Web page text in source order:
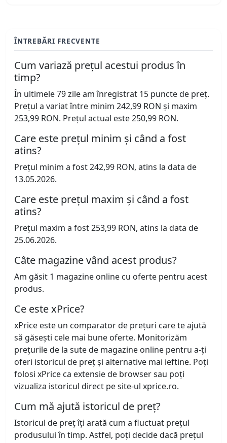
ÎNTREBĂRI FRECVENTE
Cum variază prețul acestui produs în
timp?
În ultimele 79 zile am înregistrat 15 puncte de preț.
Prețul a variat între minim 242,99 RON și maxim
253,99 RON. Prețul actual este 250,99 RON.
Care este prețul minim și când a fost
atins?
Prețul minim a fost 242,99 RON, atins la data de
13.05.2026.
Care este prețul maxim și când a fost
atins?
Prețul maxim a fost 253,99 RON, atins la data de
25.06.2026.
Câte magazine vând acest produs?
Am găsit 1 magazine online cu oferte pentru acest
produs.
Ce este xPrice?
xPrice este un comparator de prețuri care te ajută
să găsești cele mai bune oferte. Monitorizăm
prețurile de la sute de magazine online pentru a-ți
oferi istoricul de preț și alternative mai ieftine. Poți
folosi xPrice ca extensie de browser sau poți
vizualiza istoricul direct pe site-ul xprice.ro.
Cum mă ajută istoricul de preț?
Istoricul de preț îți arată cum a fluctuat prețul
produsului în timp. Astfel, poți decide dacă prețul